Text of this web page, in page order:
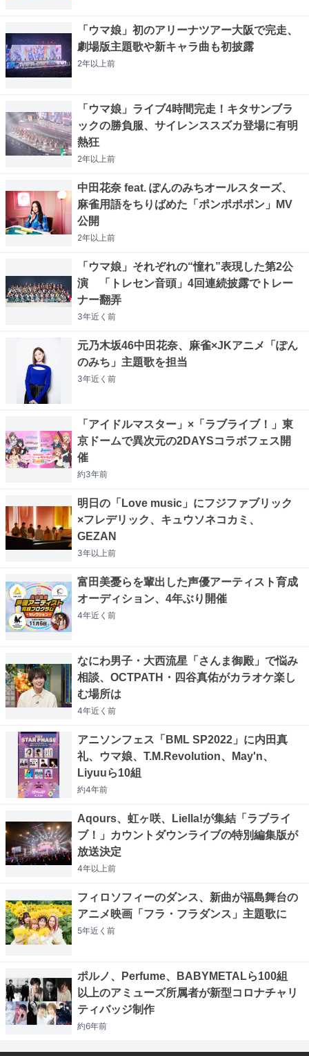
「ウマ娘」初のアリーナツアー大阪で完走、
劇場版主題歌や新キャラ曲も初披露
2年以上前
「ウマ娘」ライブ4時間完走！キタサンブラ
ックの勝負服、サイレンススズカ登場に有明
熱狂
2年以上前
中田花奈 feat. ぽんのみちオールスターズ、
麻雀用語をちりばめた「ポンポポポン」MV
公開
2年以上前
「ウマ娘」それぞれの“憧れ”表現した第2公
演 「トレセン音頭」4回連続披露でトレー
ナー翻弄
3年近く 前
元乃木坂46中田花奈、麻雀×JKアニメ「ぽん
のみち」主題歌を担当
3年近く 前
「アイドルマスター」×「ラブライブ！」東
京ドームで異次元の2DAYSコラボフェス開
催
約3年前
明日の「Love music」にフジファブリック
×フレデリック、キュウソネコカミ、
GEZAN
3年以上前
富田美憂らを輩出した声優アーティスト育成
オーディション、4年ぶり開催
4年近く 前
なにわ男子・大西流星「さんま御殿」で悩み
相談、OCTPATH・四谷真佑がカラオケ楽し
む場所は
4年近く 前
アニソンフェス「BML SP2022」に内田真
礼、ウマ娘、T.M.Revolution、May'n、
Liyuuら10組
約4年前
Aqours、虹ヶ咲、Liella!が集結「ラブライ
ブ！」カウントダウンライブの特別編集版が
放送決定
4年以上前
フィロソフィーのダンス、新曲が福島舞台の
アニメ映画「フラ・フラダンス」主題歌に
5年近く 前
ポルノ、Perfume、BABYMETALら100組
以上のアミューズ所属者が新型コロナチャリ
ティバッジ制作
約6年前